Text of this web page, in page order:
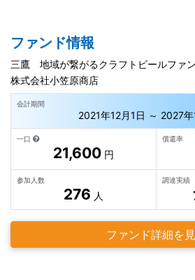
ファンド情報
三鷹 地域が繋がるクラフトビールファ
株式会社小笠原商店
会計期間
2021年12月1日 ～ 2027
一口
21,600 円
償還率
参加人数
276 人
調達実績
ファンド詳細を